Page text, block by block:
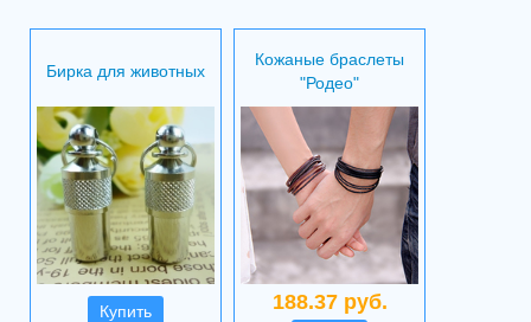
Бирка для животных
Купить
Кожаные браслеты
"Родео"
188.37 руб.